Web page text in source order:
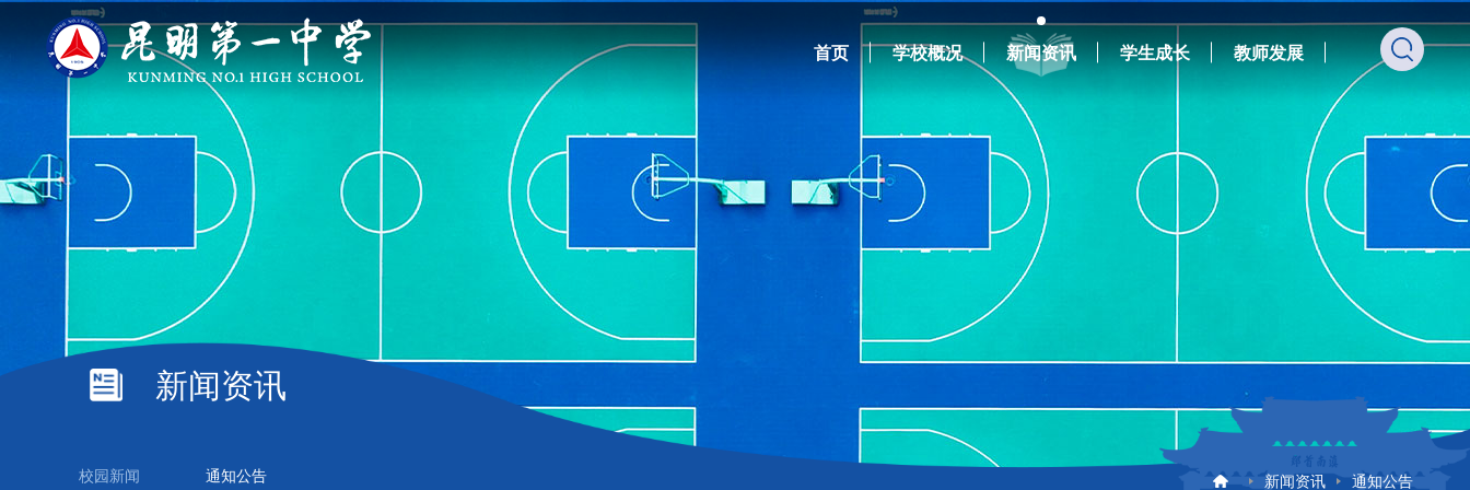
首页 学校概况 新闻资讯 学生成长 教师发展
新闻资讯
校园新闻 通知公告 新闻资讯 通知公告